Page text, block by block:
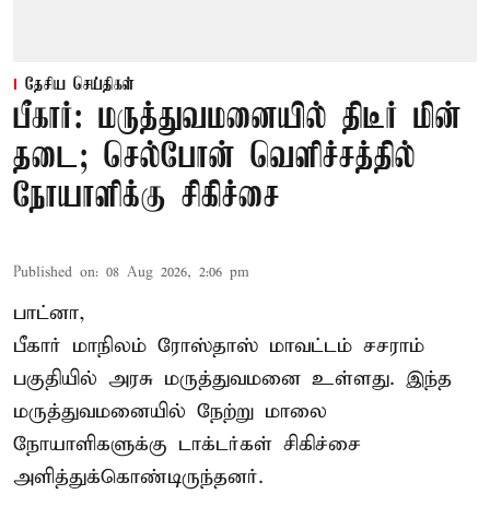
தேசிய செய்திகள்
பீகார்: மருத்துவமனையில் திடீர் மின்
தடை; செல்போன் வெளிச்சத்தில்
நோயாளிக்கு சிகிச்சை
Published on: 08 Aug 2026, 2:06 pm
பாட்னா,
பீகார் மாநிலம் ரோஸ்தாஸ் மாவட்டம் சசராம்
பகுதியில் அரசு மருத்துவமனை உள்ளது. இந்த
மருத்துவமனையில் நேற்று மாலை
நோயாளிகளுக்கு டாக்டர்கள் சிகிச்சை
அளித்துக்கொண்டிருந்தனர்.